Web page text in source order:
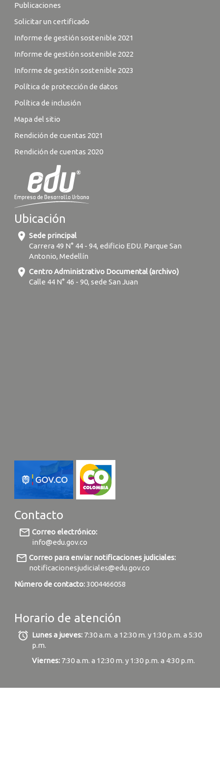
Publicaciones
Solicitar un certificado
Informe de gestión sostenible 2021
Informe de gestión sostenible 2022
Informe de gestión sostenible 2023
Política de protección de datos
Política de inclusión
Mapa del sitio
Rendición de cuentas 2021
Rendición de cuentas 2020
Ubicación
location_on Sede principal
Carrera 49 N° 44 - 94, edificio EDU. Parque San
Antonio, Medellín
location_on Centro Administrativo Documental (archivo)
Calle 44 N° 46 - 90, sede San Juan
Contacto
mail_outline Correo electrónico:
info@edu.gov.co
mail_outline Correo para enviar notificaciones judiciales:
notificacionesjudiciales@edu.gov.co
Número de contacto:3004466058
Horario de atención
alarm Lunes a jueves: 7:30 a.m. a 12:30 m. y 1:30 p.m. a 5:30
p.m.
Viernes:7:30 a.m. a 12:30 m. y 1:30 p.m. a 4:30 p.m.